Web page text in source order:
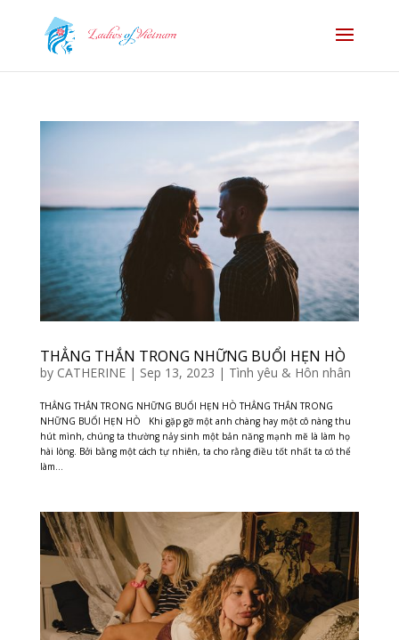
THẲNG THẮN TRONG NHỮNG BUỔI HẸN HÒ
by CATHERINE| Sep 13, 2023 | Tình yêu & Hôn nhân
THẲNG THẮN TRONG NHỮNG BUỔI HẸN HÒ THẲNG THẮN TRONG
NHỮNG BUỔI HẸN HÒ Khi gặp gỡ một anh chàng hay một cô nàng thu
hút mình, chúng ta thường nảy sinh một bản năng mạnh mẽ là làm họ
hài lòng. Bởi bằng một cách tự nhiên, ta cho rằng điều tốt nhất ta có thể
làm...